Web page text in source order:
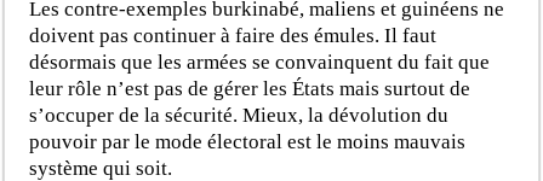
Lescontre-exemples burkinabé, maliens et guinéens ne
doivent pas continuer à faire des émules. Il faut
désormais que les armées se convainquent du fait que
leur rôle n’est pas de gérer les États mais surtout de
s’occuper de la sécurité. Mieux, la dévolution du
pouvoir par le mode électoral est le moins mauvais
système qui soit.